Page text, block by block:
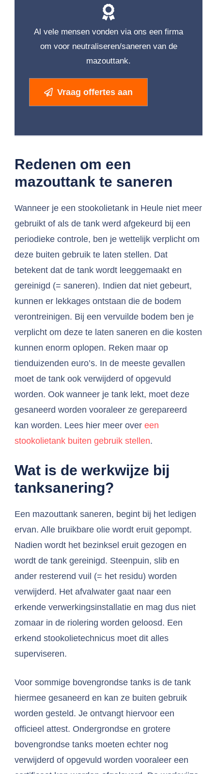
Al vele mensen vonden via ons een firma
om voor neutraliseren/saneren van de
mazouttank.
Vraag offertes aan
Redenen om een
mazouttank te saneren
Wanneer je een stookolietank in Heule niet meer
gebruikt of als de tank werd afgekeurd bij een
periodieke controle, ben je wettelijk verplicht om
deze buiten gebruik te laten stellen. Dat
betekent dat de tank wordt leeggemaakt en
gereinigd (= saneren). Indien dat niet gebeurt,
kunnen er lekkages ontstaan die de bodem
verontreinigen. Bij een vervuilde bodem ben je
verplicht om deze te laten saneren en die kosten
kunnen enorm oplopen. Reken maar op
tienduizenden euro’s. In de meeste gevallen
moet de tank ook verwijderd of opgevuld
worden. Ook wanneer je tank lekt, moet deze
gesaneerd worden vooraleer ze gerepareerd
kan worden. Lees hier meer over een
stookolietank buiten gebruik stellen.
Wat is de werkwijze bij
tanksanering?
Een mazouttank saneren, begint bij het ledigen
ervan. Alle bruikbare olie wordt eruit gepompt.
Nadien wordt het bezinksel eruit gezogen en
wordt de tank gereinigd. Steenpuin, slib en
ander resterend vuil (= het residu) worden
verwijderd. Het afvalwater gaat naar een
erkende verwerkingsinstallatie en mag dus niet
zomaar in de riolering worden geloosd. Een
erkend stookolietechnicus moet dit alles
superviseren.
Voor sommige bovengrondse tanks is de tank
hiermee gesaneerd en kan ze buiten gebruik
worden gesteld. Je ontvangt hiervoor een
officieel attest. Ondergrondse en grotere
bovengrondse tanks moeten echter nog
verwijderd of opgevuld worden vooraleer een